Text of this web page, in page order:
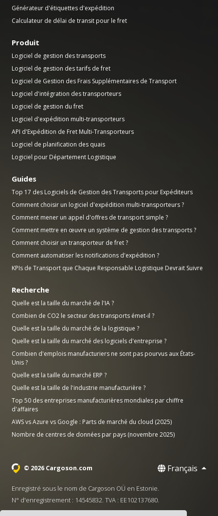
Générateur d'étiquettes d'expédition
Calculateur de délai de transit pour le fret
Produit
Logiciel de gestion des transports
Logiciel de gestion des tarifs de fret
Logiciel de Gestion des Frais Supplémentaires de Transport
Logiciel d'intégration des transporteurs
Logiciel de gestion du fret
Logiciel d'expédition multi-transporteurs
API d'Expédition de Fret Multi-Transporteurs
Logiciel de planification des quais
Logiciel pour Département Logistique
Guides
Top 17 des Logiciels de Gestion des Transports pour Expéditeurs
Comment choisir un logiciel d'expédition multi-transporteurs ?
Comment mener un appel d'offres de transport simple ?
Comment mettre en œuvre un système de gestion des transports ?
Comment choisir un transporteur de fret ?
Comment automatiser les notifications d'expédition ?
KPIs de Transport que Chaque Responsable Logistique Devrait Suivre
Recherche
Quelle est la taille du marché de l'IA ?
Combien de CO2 le secteur des transports émet-il ?
Quelle est la taille du marché de la logistique ?
Quelle est la taille du marché des logiciels d'entreprise ?
Combien d'emplois manufacturiers ne sont pas pourvus aux États-
Unis ?
Quelle est la taille du marché ERP ?
Quelle est la taille de l'industrie manufacturière ?
Top 50 des entreprises manufacturières mondiales par chiffre
d'affaires
AWS vs Azure vs Google : Parts de marché du cloud (2025)
Nombre de centres de données par pays (novembre 2025)
© 2026 Cargoson.com Français
Enregistré sous le nom de Cargoson OÜ en Estonie.
N° d'enregistrement : 14545832. TVA : EE102137680.